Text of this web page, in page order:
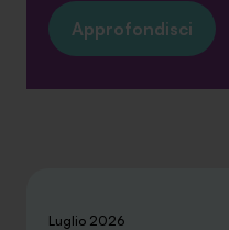
Approfondisci
Luglio 2026